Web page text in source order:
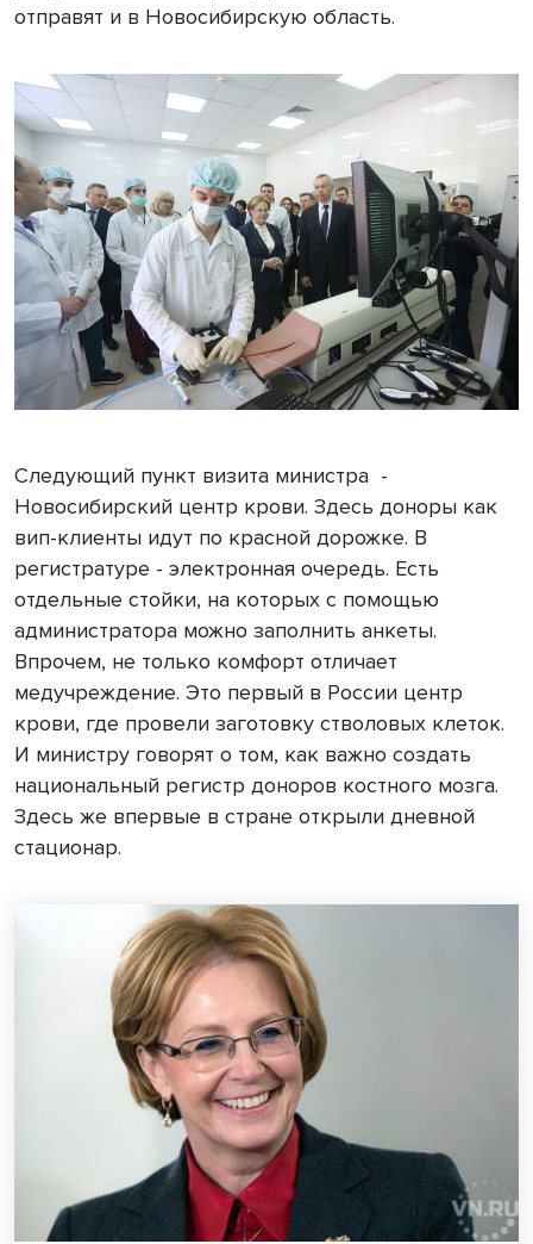
отправят и в Новосибирскую область.
Следующий пункт визита министра -
Новосибирский центр крови. Здесь доноры как
вип-клиенты идут по красной дорожке. В
регистратуре - электронная очередь. Есть
отдельные стойки, на которых с помощью
администратора можно заполнить анкеты.
Впрочем, не только комфорт отличает
медучреждение. Это первый в России центр
крови, где провели заготовку стволовых клеток.
И министру говорят о том, как важно создать
национальный регистр доноров костного мозга.
Здесь же впервые в стране открыли дневной
стационар.